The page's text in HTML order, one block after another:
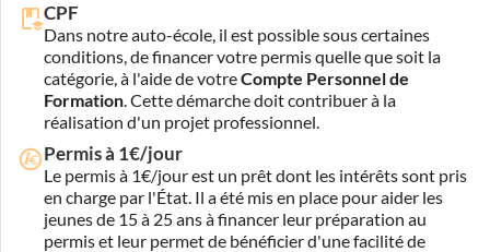
CPF
Dans notre auto-école, il est possible sous certaines
conditions, de financer votre permis quelle que soit la
catégorie, à l'aide de votreCompte Personnel de
Formation. Cette démarche doit contribuer à la
réalisation d'un projet professionnel.
Permis à 1€/jour
Le permis à 1€/jour est un prêt dont les intérêts sont pris
en charge par l'État. Il a été mis en place pour aider les
jeunes de 15 à 25 ans à financer leur préparation au
permis et leur permet de bénéficier d'une facilité de